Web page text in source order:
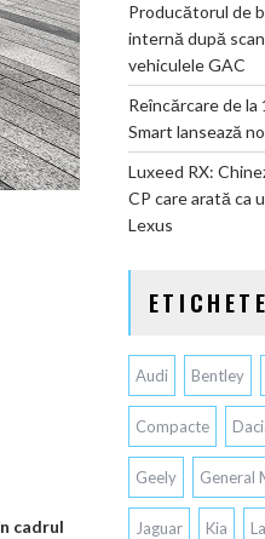
cadrul
Producătorul de
internă după
vehiculele GAC
Reîncărcare de la
Smart lansează
Luxeed RX:
CP care arată ca
Lexus
ETICHETE
Audi Bentley
Compacte
Geely General
Jaguar Kia